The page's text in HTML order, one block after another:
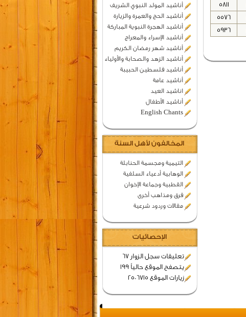
أناشيد المولد النبوي الشريف
أناشيد الحج والعمرة والزيارة
أناشيد الهجرة النبوية المباركة
أناشيد الإسراء والمعراج
أناشيد شهر رمضان الكريم
أناشيد الزهد والصحابة والأولياء
أناشيد فلسطين الحبيبة
أناشيد عامة
اناشيد العيد
أناشيد الأطفال
English Chants
المخالفون لأهل السنة
التيمية ومجسمة الحنابلة
الوهابية أدعياء السلفية
القطبية وجماعة الإخوان
فرق ومذاهب أخرى
مقالات وردود شرعية
الإحصائيات
تعليقات سجل الزوار 67
يتصفح الموقع حالياً 199
زيارات الموقع 2506715
5811
5576
5936